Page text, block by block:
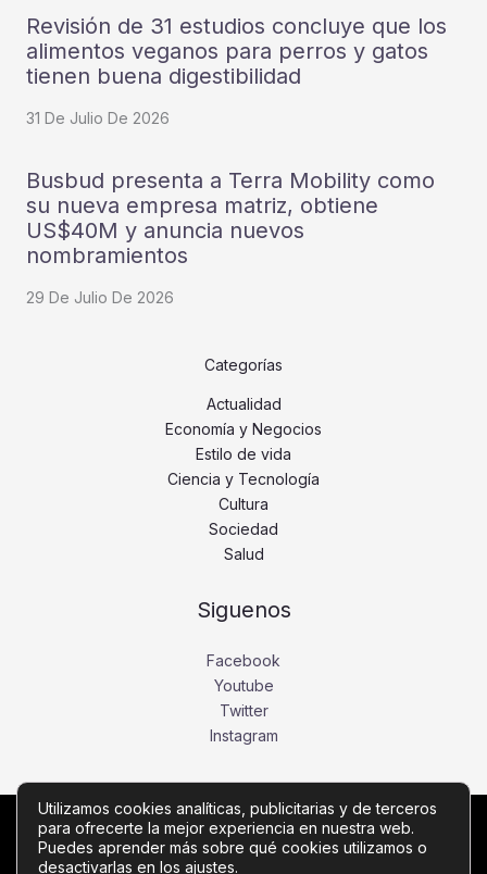
Revisión de 31 estudios concluye que los
alimentos veganos para perros y gatos
tienen buena digestibilidad
31 De Julio De 2026
Busbud presenta a Terra Mobility como
su nueva empresa matriz, obtiene
US$40M y anuncia nuevos
nombramientos
29 De Julio De 2026
Categorías
Actualidad
Economía y Negocios
Estilo de vida
Ciencia y Tecnología
Cultura
Sociedad
Salud
Siguenos
Facebook
Youtube
Twitter
Instagram
Copyright © Todos los derechos reservados -
noticiasdebogota.com
Utilizamos cookies analíticas, publicitarias y de terceros
para ofrecerte la mejor experiencia en nuestra web.
Puedes aprender más sobre qué cookies utilizamos o
desactivarlas en los ajustes.